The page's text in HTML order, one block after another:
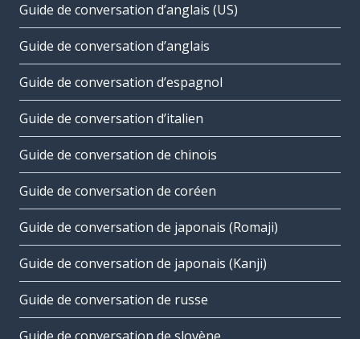
Guide de conversation d’anglais (US)
Guide de conversation d’anglais
Guide de conversation d’espagnol
Guide de conversation d’italien
Guide de conversation de chinois
Guide de conversation de coréen
Guide de conversation de japonais (Romaji)
Guide de conversation de japonais (Kanji)
Guide de conversation de russe